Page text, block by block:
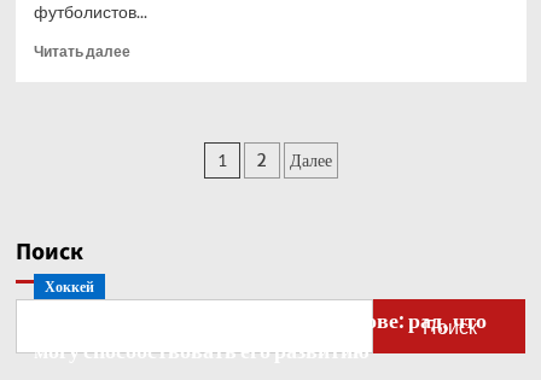
футболистов...
Читать далееПрочитать
Пагинация
1 2 Далее
Поиск
Поиск
Хоккей
Бобровский — о голкипере Ахтямове: рад, что
могу способствовать его развитию